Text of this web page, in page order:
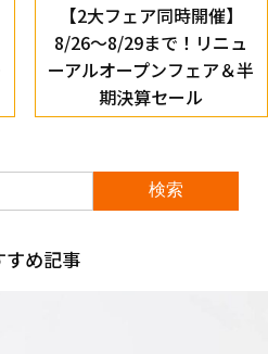
【2大フェア同時開催】
8/26～8/29まで！リニュ
ーアルオープンフェア＆半
期決算セール
すめ記事